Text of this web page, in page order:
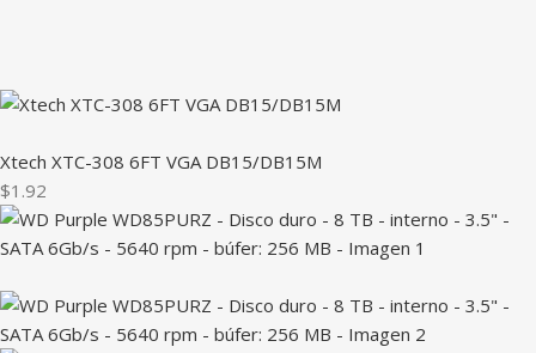
Xtech XTC-308 6FT VGA DB15/DB15M
$1.92